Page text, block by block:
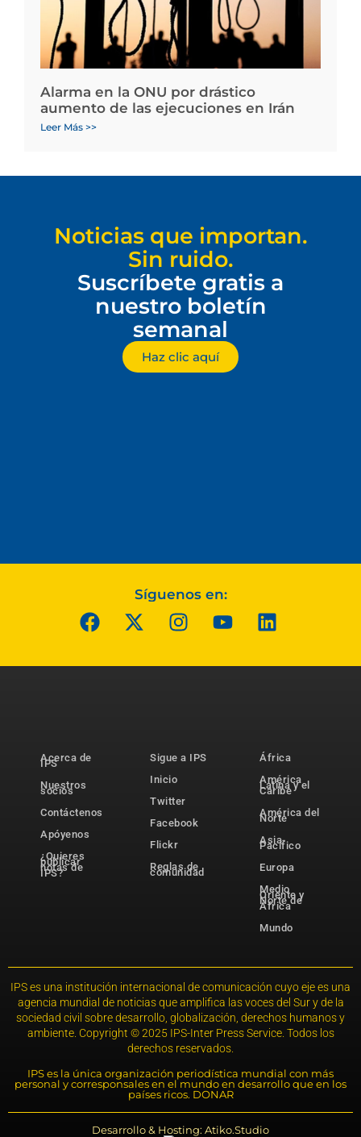
Alarma en la ONU por drástico
aumento de las ejecuciones en Irán
Leer Más >>
Noticias que importan.
Sin ruido.
Suscríbete gratis a
nuestro boletín
semanal
Haz clic aquí
Síguenos en:
Acerca de
IPS
Nuestros
socios
Contáctenos
Apóyenos
¿Quieres
publicar
notas de
IPS?
Sigue a IPS
Inicio
Twitter
Facebook
Flickr
Reglas de
comunidad
África
América
Latina y el
Caribe
América del
Norte
Asia-
Pacífico
Europa
Medio
Oriente y
Norte de
África
Mundo
IPS es una institución internacional de comunicación cuyo eje es una
agencia mundial de noticias que amplifica las voces del Sur y de la
sociedad civil sobre desarrollo, globalización, derechos humanos y
ambiente. Copyright © 2025 IPS-Inter Press Service. Todos los
derechos reservados.
IPS es la única organización periodística mundial con más
personal y corresponsales en el mundo en desarrollo que en los
países ricos. DONAR
Desarrollo & Hosting: Atiko.Studio